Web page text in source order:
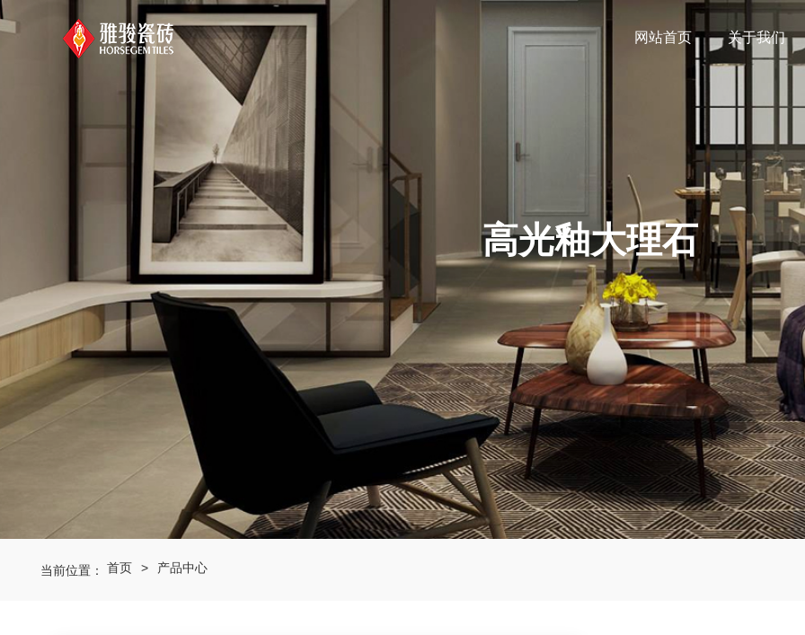
网站首页 关于我们
高光釉大理石
当前位置： 首页 产品中心